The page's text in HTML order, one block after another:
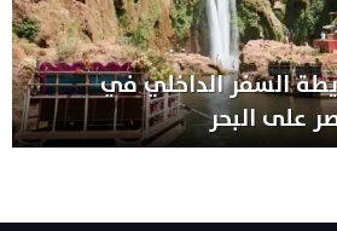
السفر الداخلي في
على البحر